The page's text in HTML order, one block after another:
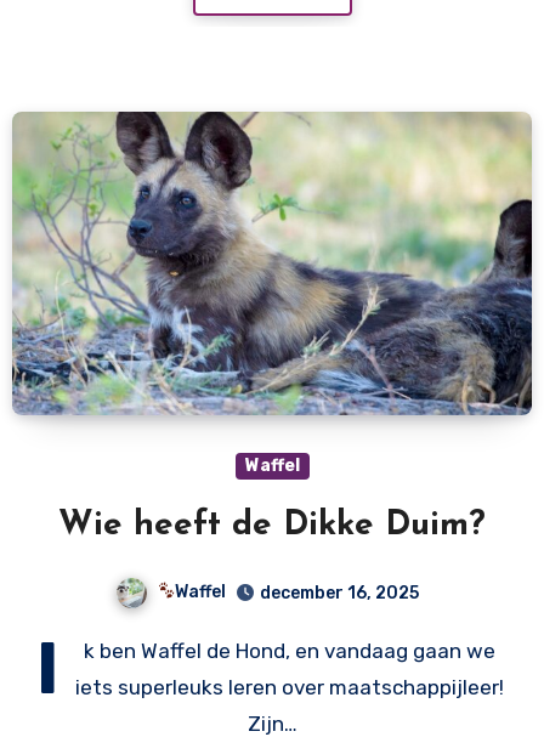
Waffel
Wie heeft de Dikke Duim?
Waffel december 16, 2025
I
k ben Waffel de Hond, en vandaag gaan we
iets superleuks leren over maatschappijleer!
Zijn…